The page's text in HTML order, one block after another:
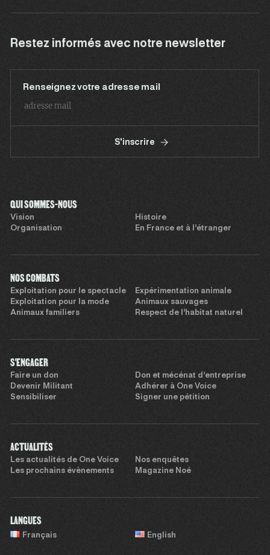
Restez informés avec notre newsletter
Renseignez votre adresse mail
S'inscrire
QUI SOMMES-NOUS
Vision
Histoire
Organisation
En France et à l’étranger
NOS COMBATS
Exploitation pour le spectacle
Expérimentation animale
Exploitation pour la mode
Animaux sauvages
Animaux familiers
Respect de l’habitat naturel
S'ENGAGER
Faire un don
Don et mécénat d’entreprise
Devenir Militant
Adhérer à One Voice
Sensibiliser
Signer une pétition
ACTUALITÉS
Les actualités de One Voice
Nos enquêtes
Les prochains évènements
Magazine Noé
LANGUES
Français English